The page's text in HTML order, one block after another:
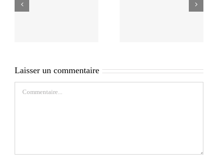
Laisser un commentaire
Commentaire